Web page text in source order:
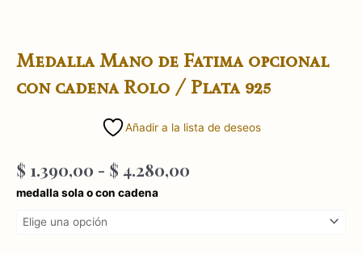
Medalla Mano de Fatima opcional
con cadena Rolo / Plata 925
Añadir a la lista de deseos
$ 1.390,00 - $ 4.280,00
medalla sola o con cadena
Medalla
de